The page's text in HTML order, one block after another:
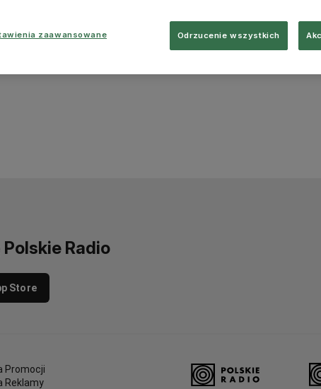
Radio
Store
Promocji
Reklamy
zaawansowane Odrzucenie wszystkich